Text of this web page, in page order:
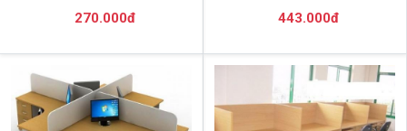
270.000đ 443.000đ